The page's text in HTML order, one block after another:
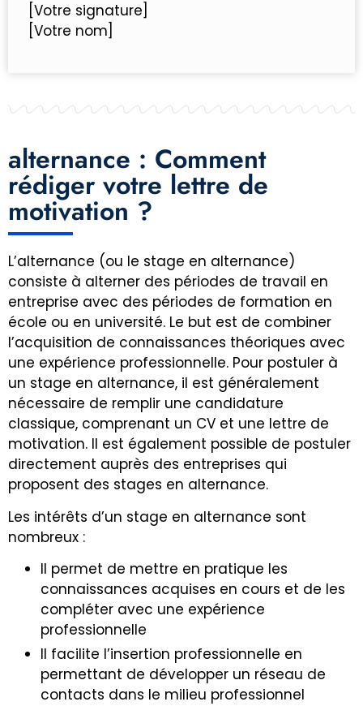
[Votre signature]
[Votre nom]
alternance : Comment
rédiger votre lettre de
motivation ?
L’alternance (ou le stage en alternance)
consiste à alterner des périodes de travail en
entreprise avec des périodes de formation en
école ou en université. Le but est de combiner
l’acquisition de connaissances théoriques avec
une expérience professionnelle. Pour postuler à
un stage en alternance, il est généralement
nécessaire de remplir une candidature
classique, comprenant un CV et une lettre de
motivation. Il est également possible de postuler
directement auprès des entreprises qui
proposent des stages en alternance.
Les intérêts d’un stage en alternance sont
nombreux :
Il permet de mettre en pratique les
connaissances acquises en cours et de les
compléter avec une expérience
professionnelle
Il facilite l’insertion professionnelle en
permettant de développer un réseau de
contacts dans le milieu professionnel